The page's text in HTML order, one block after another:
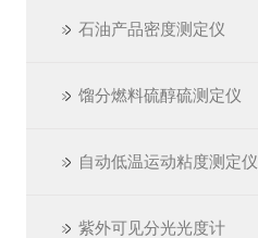
石油产品密度测定仪
馏分燃料硫醇硫测定仪
自动低温运动粘度测定仪
紫外可见分光光度计